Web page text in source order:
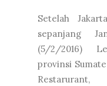
Setelah
sepanjang
(5/2/2016)
provinsi